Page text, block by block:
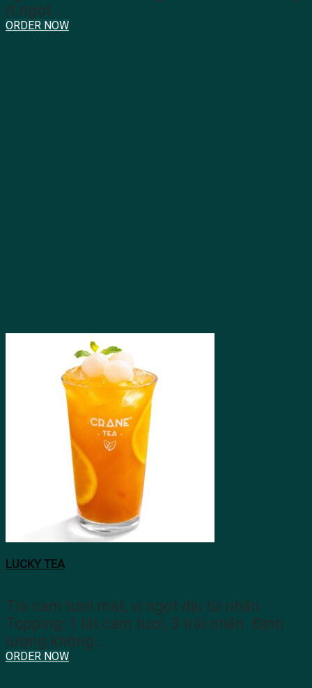
ít ngọt.…
ORDER NOW
LUCKY TEA
Trà cam tươi mát, vị ngọt dịu từ nhãn.
Topping: 1 lát cam tươi, 3 trái nhãn. Định
lượng không…
ORDER NOW